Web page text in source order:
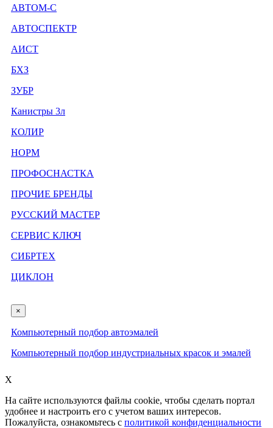
АВТОМ-С
АВТОСПЕКТР
АИСТ
БХЗ
ЗУБР
Канистры 3л
КОЛИР
НОРМ
ПРОФОСНАСТКА
ПРОЧИЕ БРЕНДЫ
РУССКИЙ МАСТЕР
СЕРВИС КЛЮЧ
СИБРТЕХ
ЦИКЛОН
×
Компьютерный подбор автоэмалей
Компьютерный подбор индустриальных красок и эмалей
X
На сайте используются файлы cookie, чтобы сделать портал
удобнее и настроить его с учетом ваших интересов.
Пожалуйста, ознакомьтесь с политикой конфиденциальности